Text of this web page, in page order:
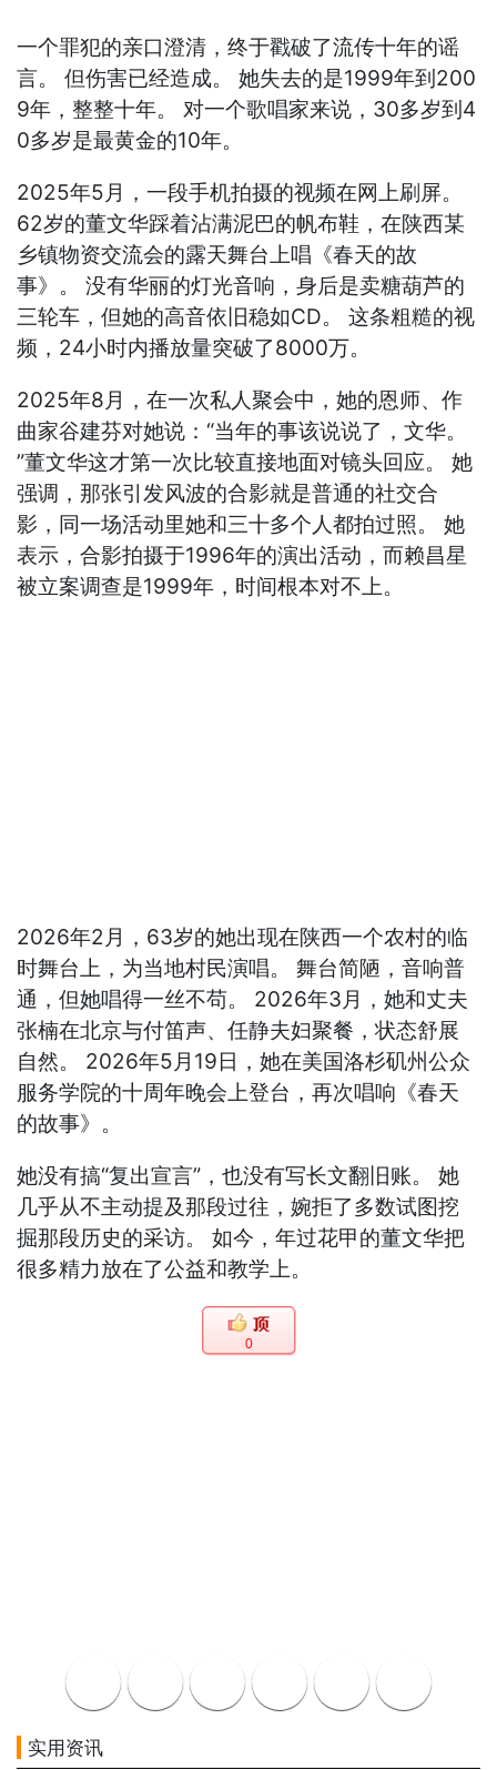
一个罪犯的亲口澄清，终于戳破了流传十年的谣
言。 但伤害已经造成。 她失去的是1999年到200
9年，整整十年。 对一个歌唱家来说，30多岁到4
0多岁是最黄金的10年。
2025年5月，一段手机拍摄的视频在网上刷屏。
62岁的董文华踩着沾满泥巴的帆布鞋，在陕西某
乡镇物资交流会的露天舞台上唱《春天的故
事》。 没有华丽的灯光音响，身后是卖糖葫芦的
三轮车，但她的高音依旧稳如CD。 这条粗糙的视
频，24小时内播放量突破了8000万。
2025年8月，在一次私人聚会中，她的恩师、作
曲家谷建芬对她说：“当年的事该说说了，文华。
”董文华这才第一次比较直接地面对镜头回应。 她
强调，那张引发风波的合影就是普通的社交合
影，同一场活动里她和三十多个人都拍过照。 她
表示，合影拍摄于1996年的演出活动，而赖昌星
被立案调查是1999年，时间根本对不上。
2026年2月，63岁的她出现在陕西一个农村的临
时舞台上，为当地村民演唱。 舞台简陋，音响普
通，但她唱得一丝不苟。 2026年3月，她和丈夫
张楠在北京与付笛声、任静夫妇聚餐，状态舒展
自然。 2026年5月19日，她在美国洛杉矶州公众
服务学院的十周年晚会上登台，再次唱响《春天
的故事》。
她没有搞“复出宣言”，也没有写长文翻旧账。 她
几乎从不主动提及那段过往，婉拒了多数试图挖
掘那段历史的采访。 如今，年过花甲的董文华把
很多精力放在了公益和教学上。
0
实用资讯